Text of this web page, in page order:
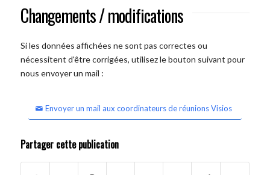
Changements / modifications
Si les données affichées ne sont pas correctes ou
nécessitent d'être corrigées, utilisez le bouton suivant pour
nous envoyer un mail :
Envoyer un mail aux coordinateurs de réunions Visios
Partager cette publication